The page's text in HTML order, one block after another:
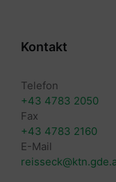
Kontakt
Telefon
+43 4783 2050
Fax
+43 4783 2160
E-Mail